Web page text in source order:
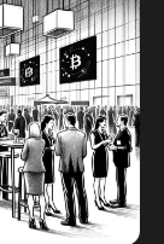
프로젝
단 플랫